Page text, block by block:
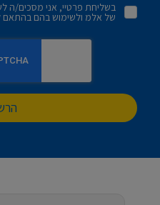
בשליחת פרטיי, אני מסכים/ה
של אלמ ולשימוש בהם בהתאם